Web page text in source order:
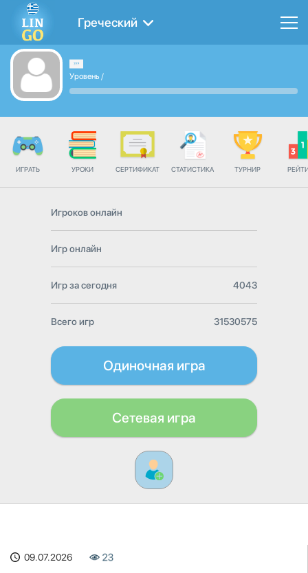
Греческий
Уровень /
ИГРАТЬ УРОКИ СЕРТИФИКАТ СТАТИСТИКА ТУРНИР
Игроков онлайн
Игр онлайн
Игр за сегодня 4043
Всего игр 31530575
Одиночная игра
Сетевая игра
09.07.2026 23